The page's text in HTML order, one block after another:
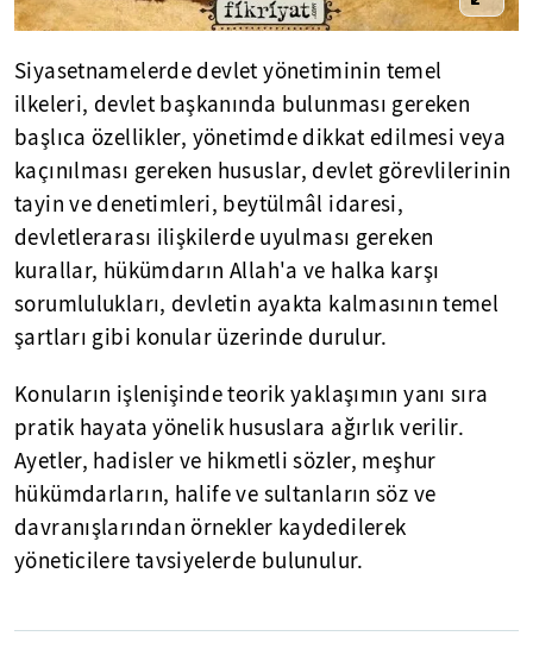
Siyasetnamelerde devlet yönetiminin temel
ilkeleri, devlet başkanında bulunması gereken
başlıca özellikler, yönetimde dikkat edilmesi veya
kaçınılması gereken hususlar, devlet görevlilerinin
tayin ve denetimleri, beytülmâl idaresi,
devletlerarası ilişkilerde uyulması gereken
kurallar, hükümdarın Allah'a ve halka karşı
sorumlulukları, devletin ayakta kalmasının temel
şartları gibi konular üzerinde durulur.
Konuların işlenişinde teorik yaklaşımın yanı sıra
pratik hayata yönelik hususlara ağırlık verilir.
Ayetler, hadisler ve hikmetli sözler, meşhur
hükümdarların, halife ve sultanların söz ve
davranışlarından örnekler kaydedilerek
yöneticilere tavsiyelerde bulunulur.